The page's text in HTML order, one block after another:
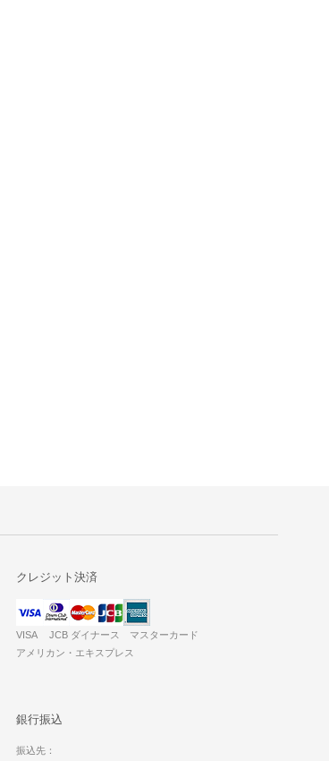
クレジット決済
VISA JCB ダイナース マスターカード
アメリカン・エキスプレス
銀行振込
振込先：